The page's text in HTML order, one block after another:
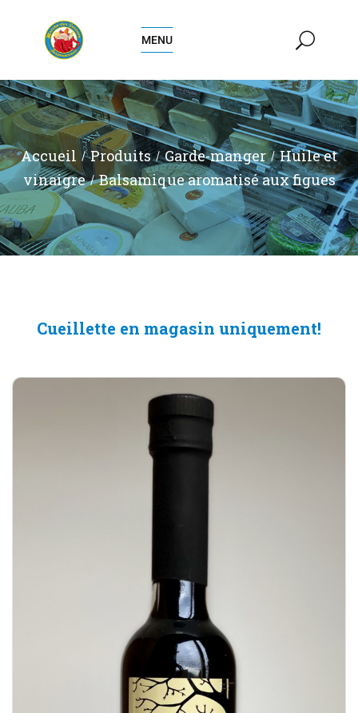
MENU
Accueil Produits Garde-manger
Huile et
vinaigre
Balsamique aromatisé aux figues
Cueillette en magasin uniquement!